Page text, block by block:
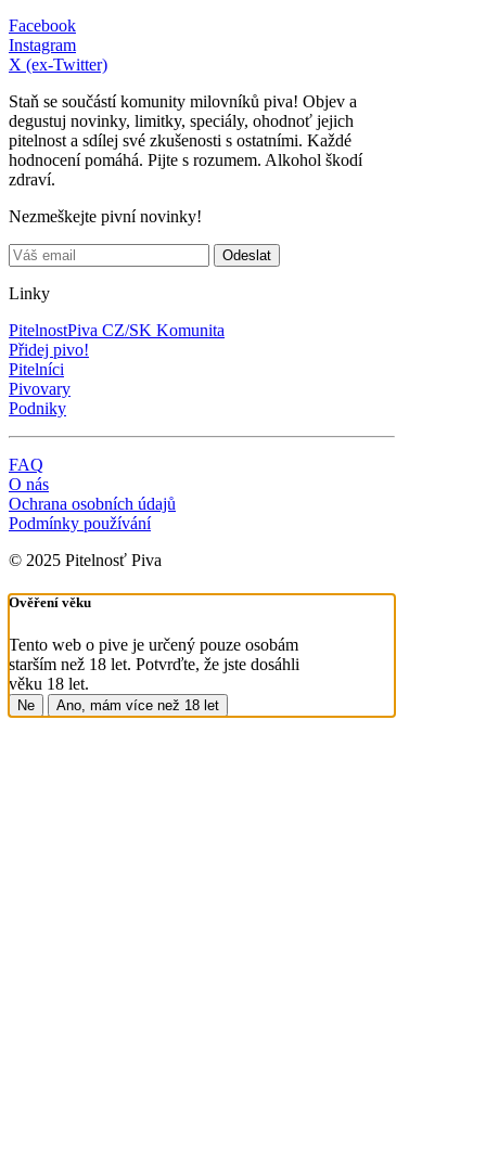
Facebook
Instagram
X (ex-Twitter)
Staň se součástí komunity milovníků piva! Objev a
degustuj novinky, limitky, speciály, ohodnoť jejich
pitelnost a sdílej své zkušenosti s ostatními. Každé
hodnocení pomáhá. Pijte s rozumem. Alkohol škodí
zdraví.
Nezmeškejte pivní novinky!
Linky
PitelnostPiva CZ/SK Komunita
Přidej pivo!
Pitelníci
Pivovary
Podniky
FAQ
O nás
Ochrana osobních údajů
Podmínky používání
© 2025 Pitelnosť Piva
Ověření věku
Tento web o pive je určený pouze osobám
starším než 18 let. Potvrďte, že jste dosáhli
věku 18 let.
Ne Ano, mám více než 18 let